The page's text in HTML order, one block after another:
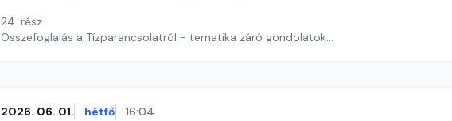
24. rész
Összefoglalás a Tízparancsolatról - tematika záró gondolatok
2026. 06. 01. hétfő 16:04